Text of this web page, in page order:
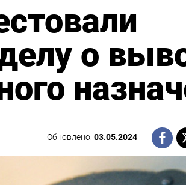
о
Обновлено:03.05.2024